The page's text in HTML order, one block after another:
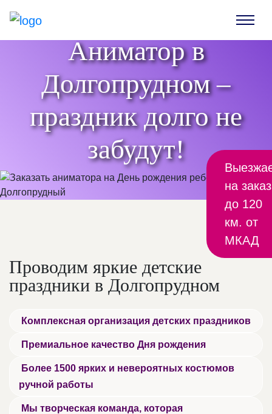
Аниматор в
Долгопрудном –
праздник долго не
забудут!
на заказ
до 120
км. от
МКАД
Проводим яркие детские
праздники в Долгопрудном
Комплексная организация детских праздников
Премиальное качество Дня рождения
Более 1500 ярких и невероятных костюмов
ручной работы
Мы творческая команда, которая